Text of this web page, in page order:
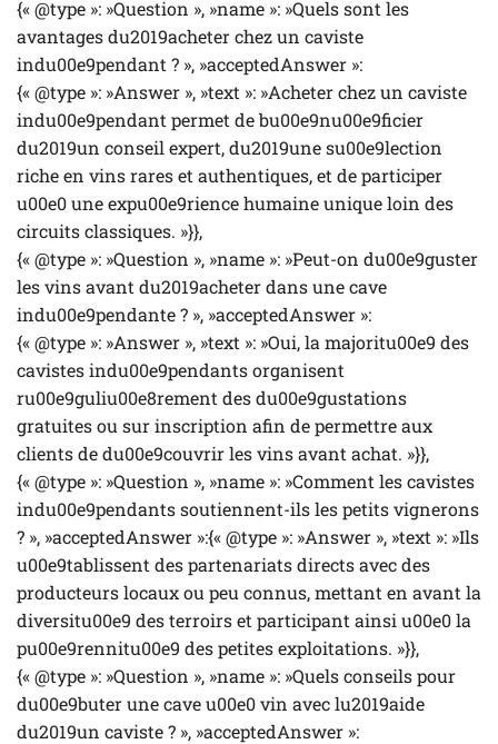
{« @type »: »Question », »name »: »Quels sont les
avantages du2019acheter chez un caviste
indu00e9pendant ? », »acceptedAnswer »:
{« @type »: »Answer », »text »: »Acheter chez un caviste
indu00e9pendant permet de bu00e9nu00e9ficier
du2019un conseil expert, du2019une su00e9lection
riche en vins rares et authentiques, et de participer
u00e0 une expu00e9rience humaine unique loin des
circuits classiques. »}},
{« @type »: »Question », »name »: »Peut-on du00e9guster
les vins avant du2019acheter dans une cave
indu00e9pendante ? », »acceptedAnswer »:
{« @type »: »Answer », »text »: »Oui, la majoritu00e9 des
cavistes indu00e9pendants organisent
ru00e9guliu00e8rement des du00e9gustations
gratuites ou sur inscription afin de permettre aux
clients de du00e9couvrir les vins avant achat. »}},
{« @type »: »Question », »name »: »Comment les cavistes
indu00e9pendants soutiennent-ils les petits vignerons
? », »acceptedAnswer »:{« @type »: »Answer », »text »: »Ils
u00e9tablissent des partenariats directs avec des
producteurs locaux ou peu connus, mettant en avant la
diversitu00e9 des terroirs et participant ainsi u00e0 la
pu00e9rennitu00e9 des petites exploitations. »}},
{« @type »: »Question », »name »: »Quels conseils pour
du00e9buter une cave u00e0 vin avec lu2019aide
du2019un caviste ? », »acceptedAnswer »: